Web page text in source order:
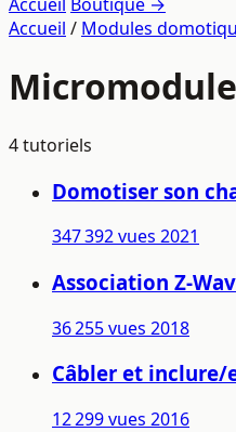
Accueil / Modules
4 tutoriels
Domotiser son
347 392 vues 2021
Association Z-
36 255 vues 2018
Câbler et inclure/
12 299 vues 2016